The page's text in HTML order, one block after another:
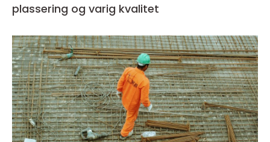
plassering og varig kvalitet